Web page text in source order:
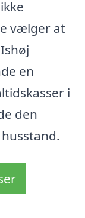
vælger at
en
i
den